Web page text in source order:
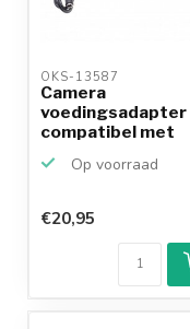
OKS-13587
Camera
voedingsadapter
compatibel met
DR-...Op voorraad
€20,95